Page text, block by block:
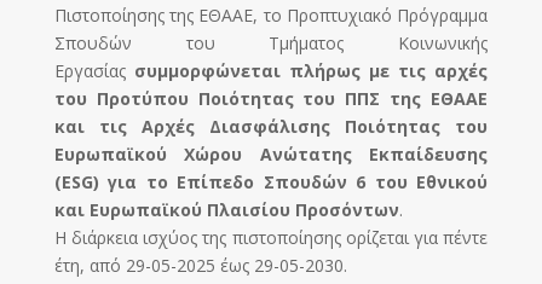
Πιστοποίησης της ΕΘΑΑΕ, το Προπτυχιακό Πρόγραμμα
Σπουδών του Τμήματος Κοινωνικής
Εργασίας συμμορφώνεται πλήρως με τις αρχές
του Προτύπου Ποιότητας του ΠΠΣ της ΕΘΑΑΕ
και τις Αρχές Διασφάλισης Ποιότητας του
Ευρωπαϊκού Χώρου Ανώτατης Εκπαίδευσης
(ESG) για το Επίπεδο Σπουδών 6 του Εθνικού
και Ευρωπαϊκού Πλαισίου Προσόντων.
Η διάρκεια ισχύος της πιστοποίησης ορίζεται για πέντε
έτη, από 29-05-2025 έως 29-05-2030.